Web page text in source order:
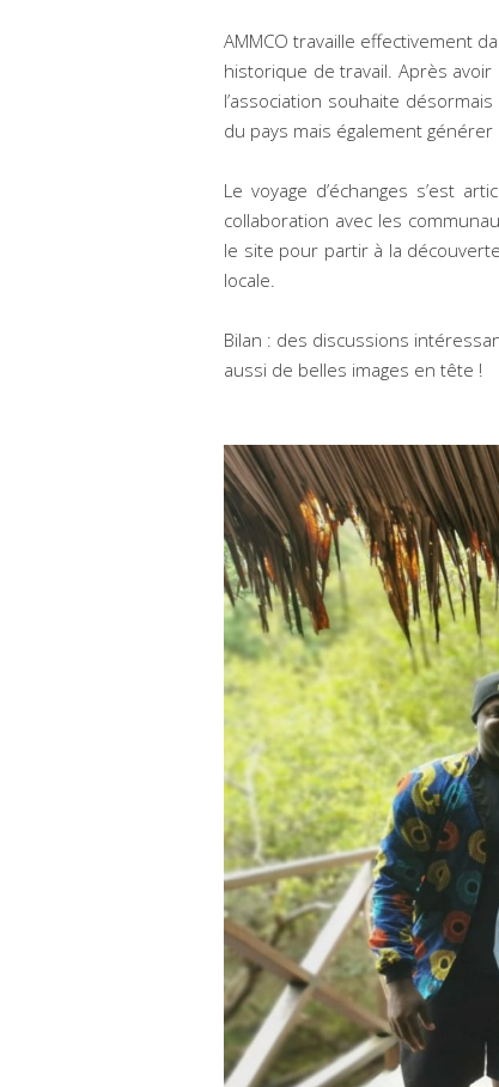
AMMCO travaille effectivement
historique de travail. Après
l’association souhaite
du pays mais également
Le voyage d’échanges s’est
collaboration avec les
le site pour partir à la
locale.
Bilan : des discussions
aussi de belles images en tête !